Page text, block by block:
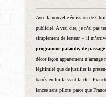
Avec la nouvelle émission de
publicité. A vrai dire, je n’ai pas
simplement de lenteur – il
programme pataude, de
décor façon appartement
légitimité que de justifier la
barrés en lui laissant la clef.
lancée sans pilote, parce que